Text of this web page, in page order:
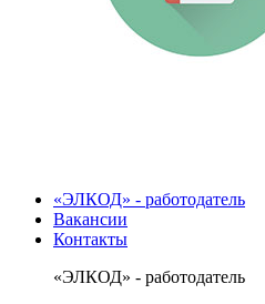
«ЭЛКОД» - работодатель
Вакансии
Контакты
«ЭЛКОД» - работодатель